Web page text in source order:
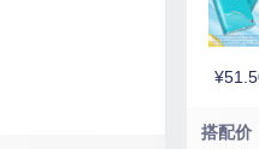
搭配价